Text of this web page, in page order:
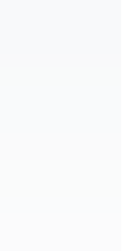
した
ました
ました
ました
ました
力、書き順
つツールを
検索
取り練習
語辞典、地
ァレンスツ
、発音記
学習ツール
類語辞典
語の手書き
ールです。
ール
名前の読み
す。
覧と発音
など、楽し
す。
イトからで